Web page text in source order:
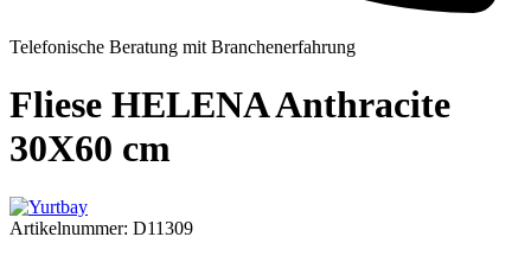
Telefonische Beratung mit Branchenerfahrung
Fliese HELENA Anthracite
30X60 cm
Artikelnummer: D11309